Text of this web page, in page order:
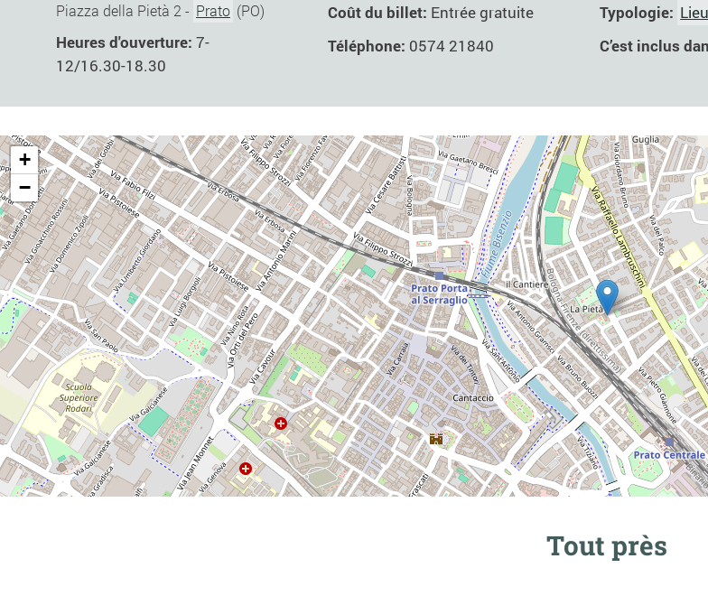
Piazza della Pietà 2 - Prato (PO)
Heures d'ouverture: 7-
12/16.30-18.30
Coût du billet: Entrée gratuite
Téléphone: 0574 21840
Typologie:
C’est inclus
+
−
Tout près